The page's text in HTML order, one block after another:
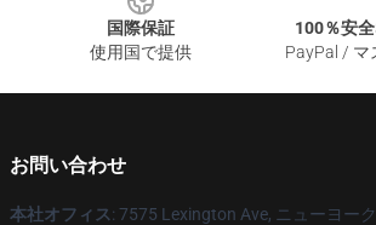
国際保証
使用国で提供
100％安
PayPal / マ
お問い合わせ
本社オフィス: 7575 Lexington Ave, ニューヨー